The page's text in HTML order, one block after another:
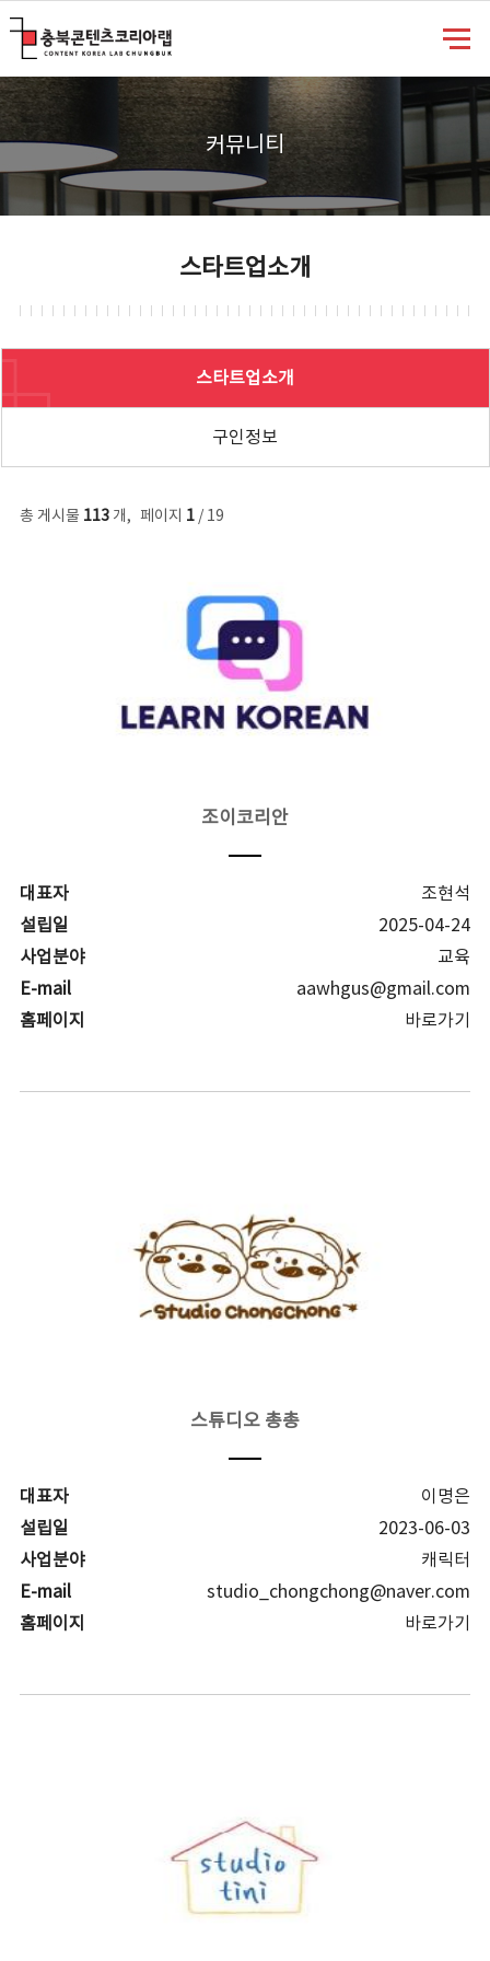
커뮤니티
스타트업소개
스타트업소개
구인정보
총 게시물 113개, 페이지 1/ 19
조이코리안
대표자
조현석
설립일
2025-04-24
사업분야
교육
E-mail
aawhgus@gmail.com
홈페이지
바로가기
스튜디오 총총
대표자
이명은
설립일
2023-06-03
사업분야
캐릭터
E-mail
studio_chongchong@naver.com
홈페이지
바로가기